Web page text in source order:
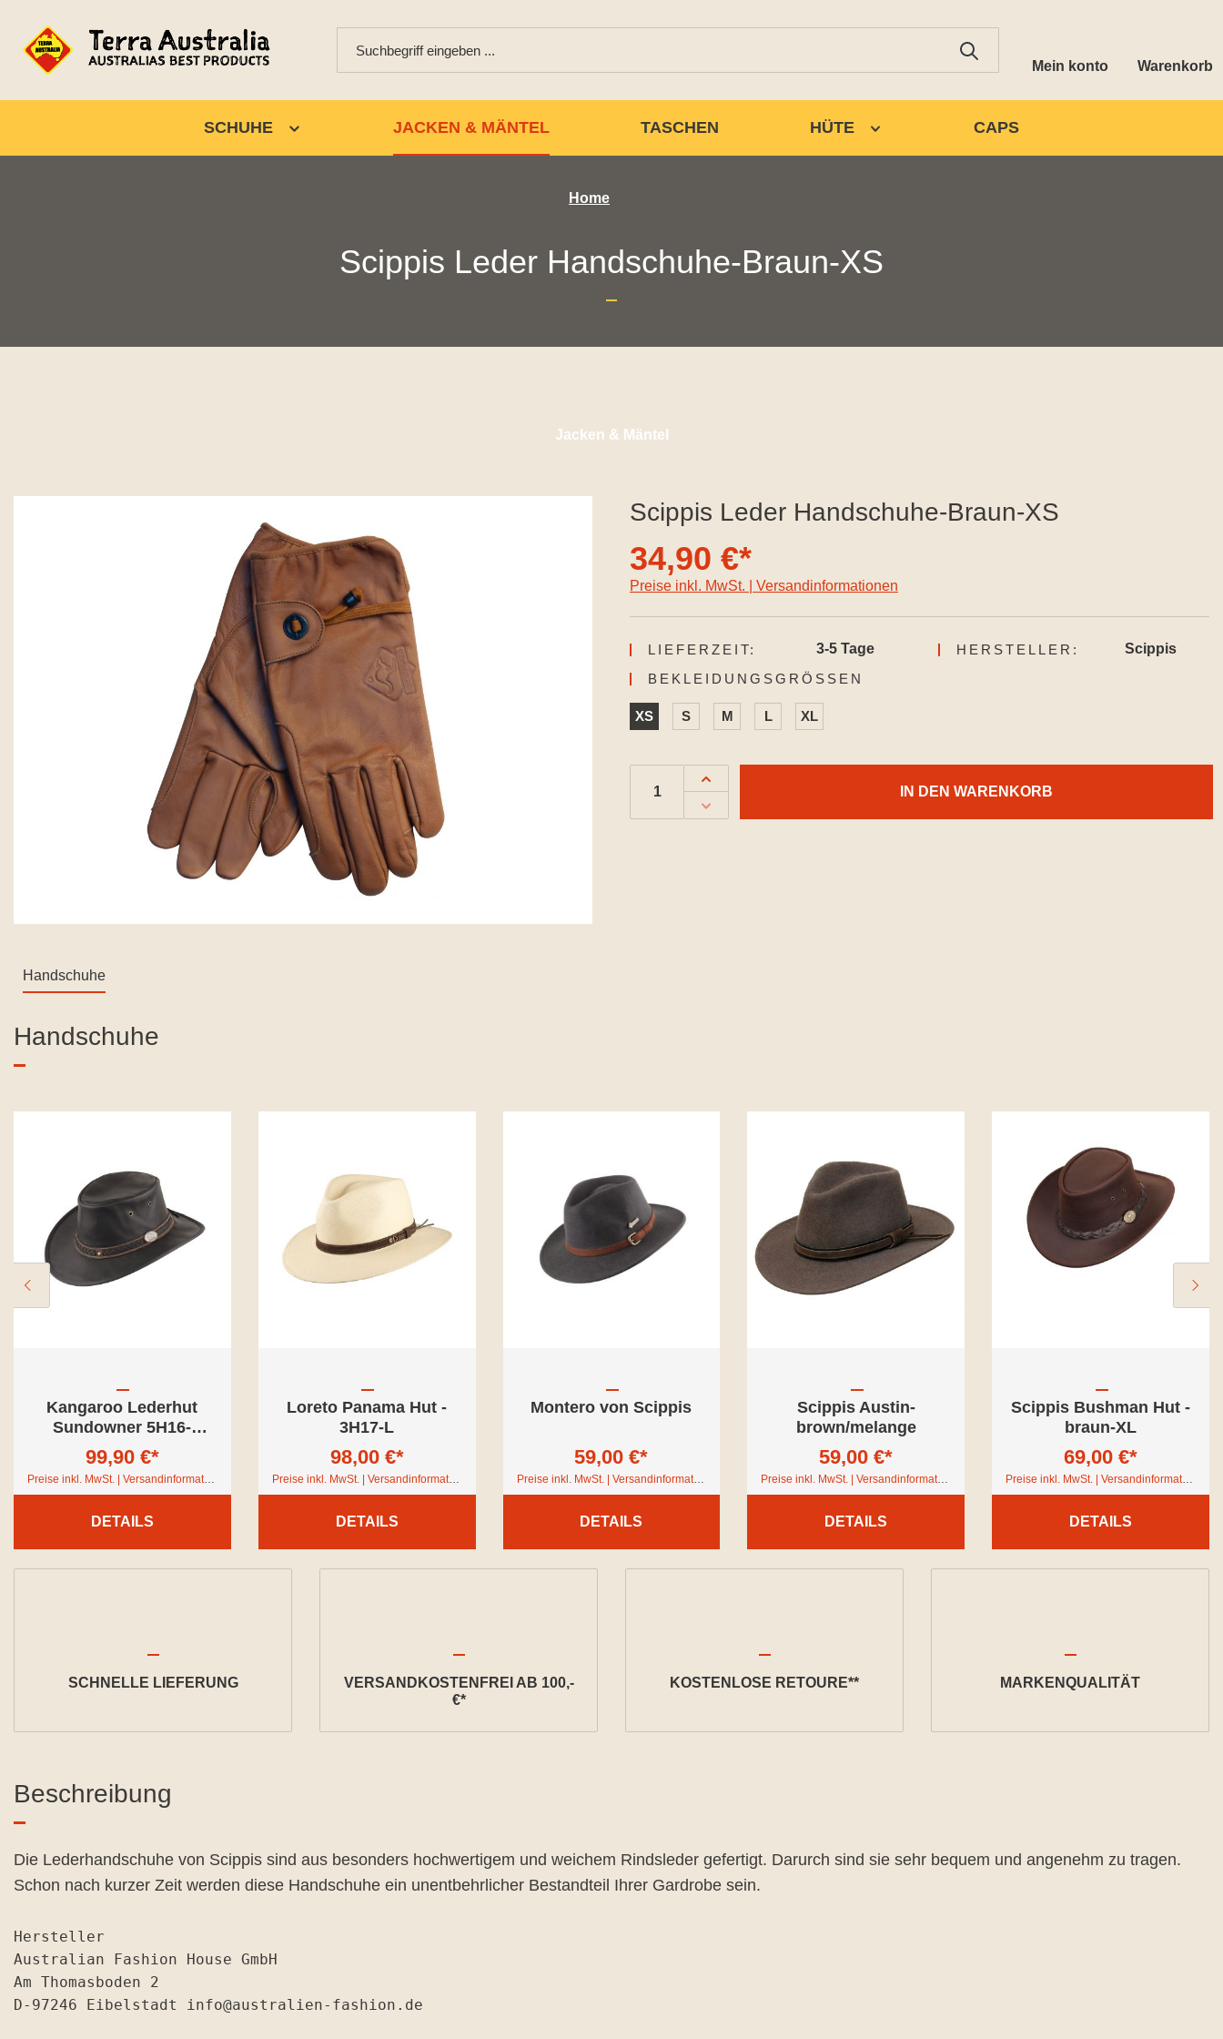
Mein konto Warenkorb
SCHUHE JACKEN & MÄNTEL TASCHEN HÜTE CAPS
Home
Scippis Leder Handschuhe-Braun-XS
Jacken & Mäntel
Scippis Leder Handschuhe-Braun-XS
34,90 €*
Preise inkl. MwSt. | Versandinformationen
LIEFERZEIT: 3-5 Tage HERSTELLER:
Scippis
BEKLEIDUNGSGRÖSSEN
XS S M L XL
IN DEN WARENKORB
Handschuhe
Produktgalerie überspringen
Handschuhe
Kangaroo Lederhut
Sundowner 5H16-
Braun-M
99,90 €*
Preise inkl. MwSt. | Versandinformationen
DETAILS
Loreto Panama Hut -
3H17-L
98,00 €*
Preise inkl. MwSt. | Versandinformationen
DETAILS
Montero von Scippis
59,00 €*
Preise inkl. MwSt. | Versandinformationen
DETAILS
Scippis Austin-
brown/melange
59,00 €*
Preise inkl. MwSt. | Versandinformationen
DETAILS
Scippis Bushman Hut -
braun-XL
69,00 €*
Preise inkl. MwSt. | Versandinformationen
DETAILS
SCHNELLE LIEFERUNG
VERSANDKOSTENFREI AB 100,-
€*
KOSTENLOSE RETOURE** MARKENQUALITÄT
Beschreibung
Die Lederhandschuhe von Scippis sind aus besonders hochwertigem und weichem Rindsleder gefertigt. Darurch sind sie sehr bequem und angenehm zu tragen.
Schon nach kurzer Zeit werden diese Handschuhe ein unentbehrlicher Bestandteil Ihrer Gardrobe sein.
Hersteller
Australian Fashion House GmbH
Am Thomasboden 2
D-97246 Eibelstadt info@australien-fashion.de